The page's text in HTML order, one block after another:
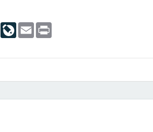
Odnoklassniki
LiveJournal
Email